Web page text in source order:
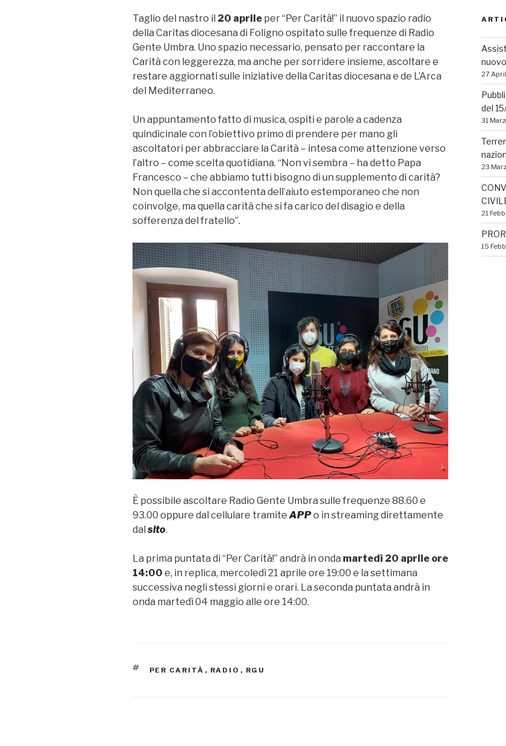
Taglio del nastro il 20 aprile per “Per Carità!” il nuovo spazio radio
della Caritas diocesana di Foligno ospitato sulle frequenze di Radio
Gente Umbra. Uno spazio necessario, pensato per raccontare la
Carità con leggerezza, ma anche per sorridere insieme, ascoltare e
restare aggiornati sulle iniziative della Caritas diocesana e de L’Arca
del Mediterraneo.
Un appuntamento fatto di musica, ospiti e parole a cadenza
quindicinale con l’obiettivo primo di prendere per mano gli
ascoltatori per abbracciare la Carità – intesa come attenzione verso
l’altro – come scelta quotidiana. “Non vi sembra – ha detto Papa
Francesco – che abbiamo tutti bisogno di un supplemento di carità?
Non quella che si accontenta dell’aiuto estemporaneo che non
coinvolge, ma quella carità che si fa carico del disagio e della
sofferenza del fratello”.
È possibile ascoltare Radio Gente Umbra sulle frequenze 88.60 e
93.00 oppure dal cellulare tramite APPo in streaming direttamente
dal sito.
La prima puntata di “Per Carità!” andrà in onda martedì 20 aprile ore
14:00 e, in replica, mercoledì 21 aprile ore 19:00 e la settimana
successiva negli stessi giorni e orari. La seconda puntata andrà in
onda martedì 04 maggio alle ore 14:00.
TAG
PER CARITÀ , RADIO , RGU
27
del
31
23
21
15